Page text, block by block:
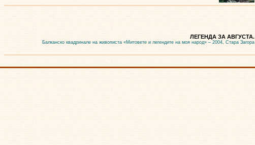
ЛЕГЕНДА ЗА АВГУСТА.
Балканско квадринале на живописта «Митовете и легендите на моя народ» – 2004, Стара Загора